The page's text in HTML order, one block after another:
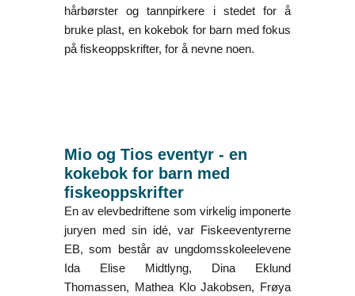
hårbørster og tannpirkere i stedet for å
bruke plast, en kokebok for barn med fokus
på fiskeoppskrifter, for å nevne noen.
Mio og Tios eventyr - en
kokebok for barn med
fiskeoppskrifter
En av elevbedriftene som virkelig imponerte
juryen med sin idé, var Fiskeeventyrerne
EB, som består av ungdomsskoleelevene
Ida Elise Midtlyng, Dina Eklund
Thomassen, Mathea Klo Jakobsen, Frøya